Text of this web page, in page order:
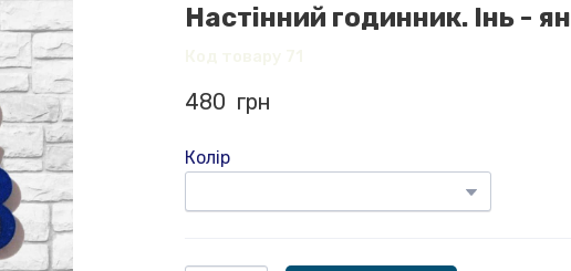
Настінний годинник. Інь - ян
480  грн
Колір